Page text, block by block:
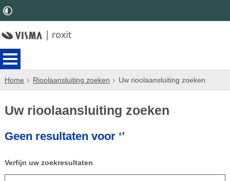
Home Rioolaansluiting zoeken Uw rioolaansluiting zoeken
Uw rioolaansluiting zoeken
Geen resultaten voor ‘’
Verfijn uw zoekresultaten